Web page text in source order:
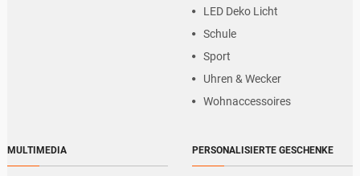
LED Deko Licht
Schule
Sport
Uhren & Wecker
Wohnaccessoires
MULTIMEDIA PERSONALISIERTE GESCHENKE